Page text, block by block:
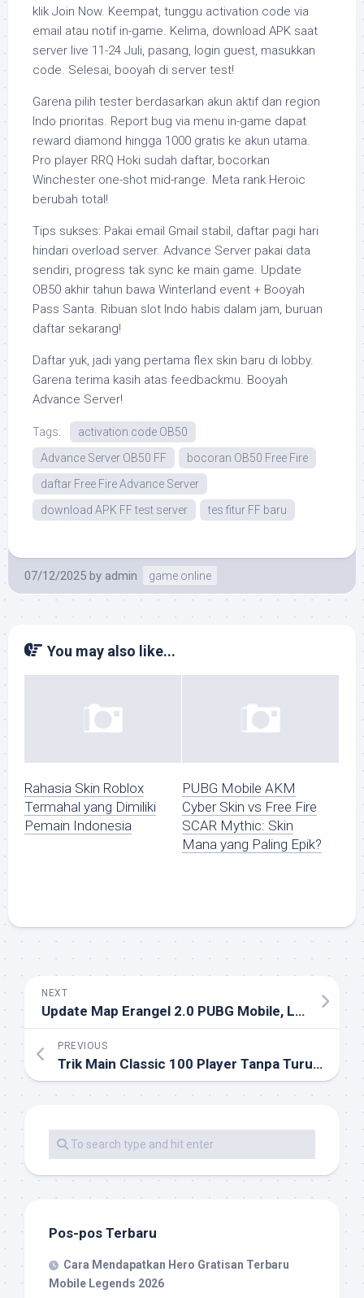
klik Join Now. Keempat, tunggu activation code via
email atau notif in-game. Kelima, download APK saat
server live 11-24 Juli, pasang, login guest, masukkan
code. Selesai, booyah di server test!
Garena pilih tester berdasarkan akun aktif dan region
Indo prioritas. Report bug via menu in-game dapat
reward diamond hingga 1000 gratis ke akun utama.
Pro player RRQ Hoki sudah daftar, bocorkan
Winchester one-shot mid-range. Meta rank Heroic
berubah total!
Tips sukses: Pakai email Gmail stabil, daftar pagi hari
hindari overload server. Advance Server pakai data
sendiri, progress tak sync ke main game. Update
OB50 akhir tahun bawa Winterland event + Booyah
Pass Santa. Ribuan slot Indo habis dalam jam, buruan
daftar sekarang!
Daftar yuk, jadi yang pertama flex skin baru di lobby.
Garena terima kasih atas feedbackmu. Booyah
Advance Server!
Tags:
activation code OB50
Advance Server OB50 FF
bocoran OB50 Free Fire
daftar Free Fire Advance Server
download APK FF test server
tes fitur FF baru
07/12/2025 by admin game online
You may also like...
Rahasia Skin Roblox
Termahal yang Dimiliki
Pemain Indonesia
PUBG Mobile AKM
Cyber Skin vs Free Fire
SCAR Mythic: Skin
Mana yang Paling Epik?
NEXT
Update Map Erangel 2.0 PUBG Mobile, Loot Spot Terbaik!
PREVIOUS
Trik Main Classic 100 Player Tanpa Turun Rank PUBG Mobile 2025!
Pos-pos Terbaru
Cara Mendapatkan Hero Gratisan Terbaru
Mobile Legends 2026